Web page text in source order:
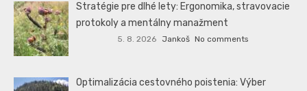
Stratégie pre dlhé lety: Ergonomika, stravovacie
protokoly a mentálny manažment
5. 8. 2026 Jankoš No comments
Optimalizácia cestovného poistenia: Výber